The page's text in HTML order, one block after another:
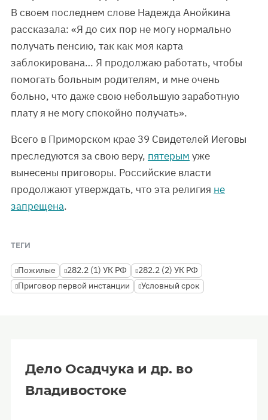
В своем последнем слове Надежда Анойкина
рассказала: «Я до сих пор не могу нормально
получать пенсию, так как моя карта
заблокирована… Я продолжаю работать, чтобы
помогать больным родителям, и мне очень
больно, что даже свою небольшую заработную
плату я не могу спокойно получать».
Всего в Приморском крае 39 Свидетелей Иеговы
преследуются за свою веру, пятерым уже
вынесены приговоры. Российские власти
продолжают утверждать, что эта религия не
запрещена.
ТЕГИ
Пожилые 282.2 (1) УК РФ
282.2 (2) УК РФ
Приговор первой инстанции
Условный срок
Дело Осадчука и др. во
Владивостоке